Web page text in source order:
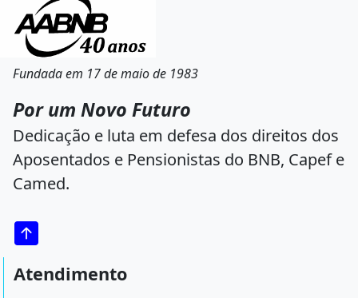
Fundada em 17 de maio de 1983
Por um Novo Futuro
Dedicação e luta em defesa dos direitos dos
Aposentados e Pensionistas do BNB, Capef e
Camed.
Atendimento